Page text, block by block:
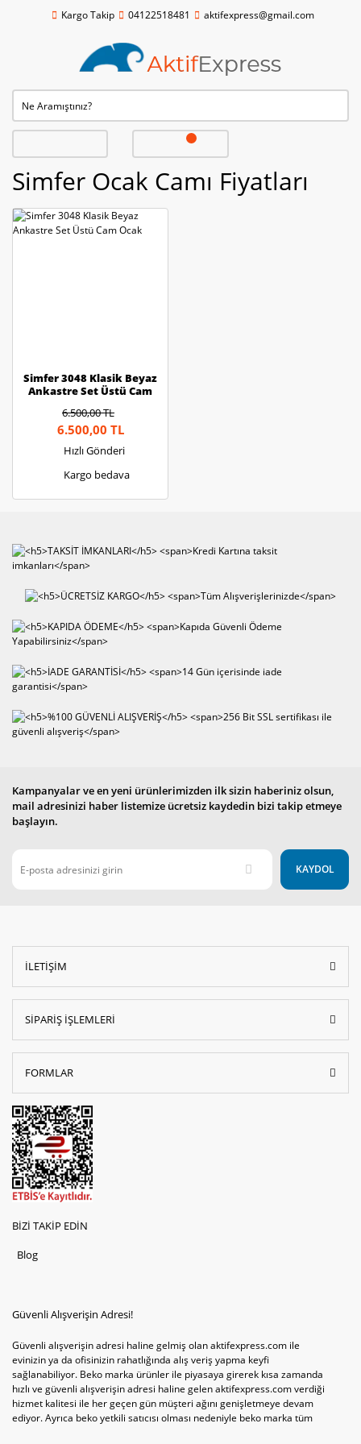
Kargo Takip 04122518481 aktifexpress@gmail.com
Simfer Ocak Camı Fiyatları
Simfer 3048 Klasik Beyaz
Ankastre Set Üstü Cam
6.500,00 TL
6.500,00 TL
Hızlı Gönderi
Kargo bedava
Kampanyalar ve en yeni ürünlerimizden ilk sizin haberiniz olsun,
mail adresinizi haber listemize ücretsiz kaydedin bizi takip etmeye
başlayın.
KAYDOL
İLETİŞİM
SİPARİŞ İŞLEMLERİ
FORMLAR
BİZİ TAKİP EDİN
Blog
Güvenli Alışverişin Adresi!
Güvenli alışverişin adresi haline gelmiş olan aktifexpress.com ile
evinizin ya da ofisinizin rahatlığında alış veriş yapma keyfi
sağlanabiliyor. Beko marka ürünler ile piyasaya girerek kısa zamanda
hızlı ve güvenli alışverişin adresi haline gelen aktifexpress.com verdiği
hizmet kalitesi ile her geçen gün müşteri ağını genişletmeye devam
ediyor. Ayrıca beko yetkili satıcısı olması nedeniyle beko marka tüm